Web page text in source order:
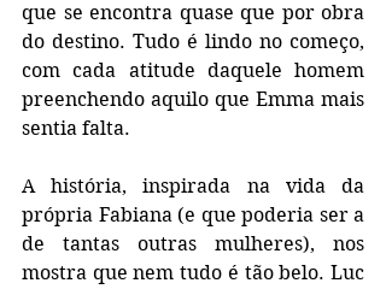
que se encontra quase que por obra
do destino. Tudo é lindo no começo,
com cada atitude daquele homem
preenchendo aquilo que Emma mais
sentia falta.
A história, inspirada na vida da
própria Fabiana (e que poderia ser a
de tantas outras mulheres), nos
mostra que nem tudo é tão belo. Luc